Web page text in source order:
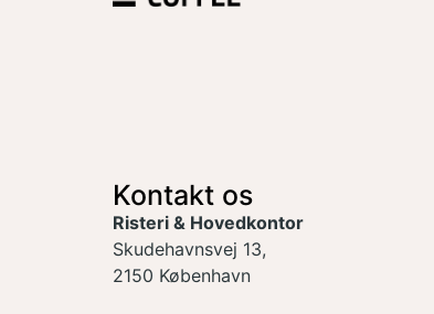
Kontakt os
Risteri & Hovedkontor
Skudehavnsvej 13,
2150 København